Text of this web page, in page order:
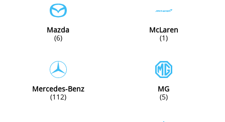
Mazda
(6)
McLaren
(1)
Mercedes-Benz
(112)
MG
(5)